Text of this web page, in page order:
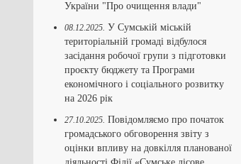
України "Про очищення влади"
08.12.2025. У Сумській міській
територіальній громаді відбулося
засідання робочої групи з підготовки
проєкту бюджету та Програми
економічного і соціального розвитку
на 2026 рік
27.10.2025. Повідомляємо про початок
громадського обговорення звіту з
оцінки впливу на довкілля планованої